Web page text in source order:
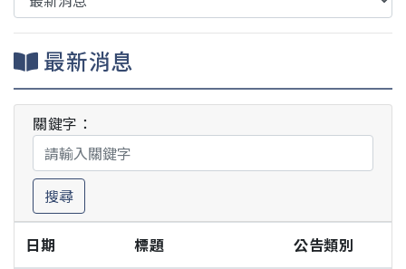
最新消息
關鍵字：
搜尋
日期 標題 公告類別